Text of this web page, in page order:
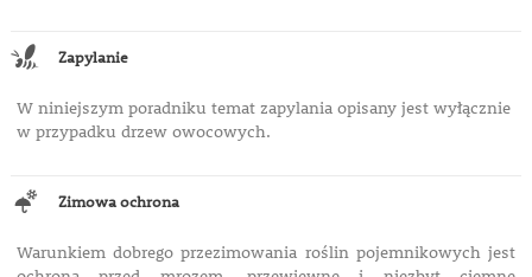
Zapylanie
W niniejszym poradniku temat zapylania opisany jest wyłącznie
w przypadku drzew owocowych.
Zimowa ochrona
Warunkiem dobrego przezimowania roślin pojemnikowych jest